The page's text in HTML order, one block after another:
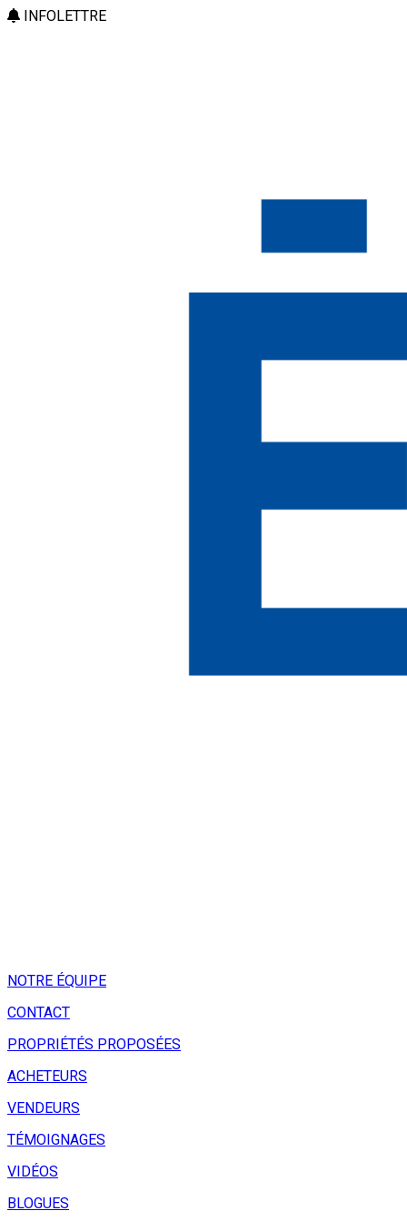
INFOLETTRE
NOTRE ÉQUIPE
CONTACT
PROPRIÉTÉS PROPOSÉES
ACHETEURS
VENDEURS
TÉMOIGNAGES
VIDÉOS
BLOGUES